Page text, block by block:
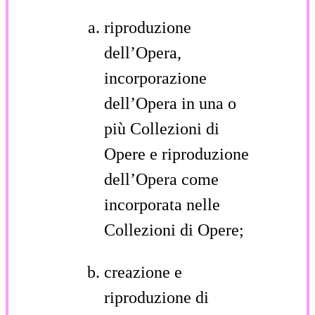
riproduzione
dell’Opera,
incorporazione
dell’Opera in una o
più Collezioni di
Opere e riproduzione
dell’Opera come
incorporata nelle
Collezioni di Opere;
creazione e
riproduzione di